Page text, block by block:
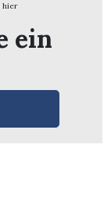
hier
ein